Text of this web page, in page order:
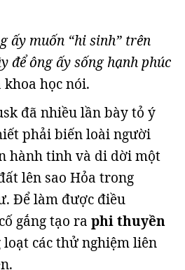
ấy muốn “hi sinh” trên
để ông ấy sống hạnh phúc
khoa học nói.
đã nhiều lần bày tỏ ý
phải biến loài người
hành tinh và di dời một
lên sao Hỏa trong
Để làm được điều
gắng tạo ra phi thuyền
các thử nghiệm liên